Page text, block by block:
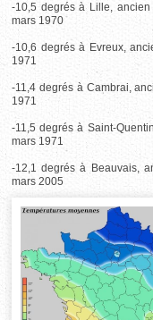
-10,5 degrés à Lille,
mars 1970
-10,6 degrés à Evreux,
1971
-11,4 degrés à Cambrai,
1971
-11,5 degrés à Saint-
mars 1971
-12,1 degrés à Beauvais,
mars 2005